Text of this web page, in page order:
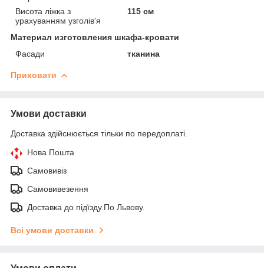
Висота ліжка з
урахуванням узголів'я
115 см
Материал изготовления шкафа-кровати
Фасади
тканина
Приховати
Умови доставки
Доставка здійснюється тільки по передоплаті.
Нова Пошта
Самовивіз
Самовивезення
Доставка до підїзду.По Львову.
Всі умови доставки